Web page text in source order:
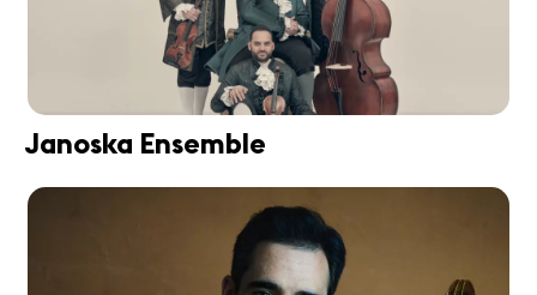
Janoska Ensemble